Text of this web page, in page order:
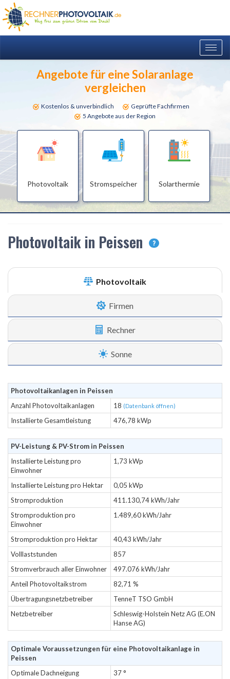
Angebote für eine Solaranlage
vergleichen
Kostenlos & unverbindlich
Geprüfte Fachfirmen
5 Angebote aus der Region
Photovoltaik Stromspeicher Solarthermie
Photovoltaik in Peissen ?
Photovoltaik
Firmen
Rechner
Sonne
Photovoltaikanlagen in Peissen
Anzahl Photovoltaikanlagen
18 (Datenbank öffnen)
Installierte Gesamtleistung 476,78 kWp
PV-Leistung & PV-Strom in Peissen
Installierte Leistung pro
Einwohner
1,73 kWp
Installierte Leistung pro Hektar
0,05 kWp
Stromproduktion
411.130,74 kWh/Jahr
Stromproduktion pro
Einwohner
1.489,60 kWh/Jahr
Stromproduktion pro Hektar
40,43 kWh/Jahr
Volllaststunden
857
Stromverbrauch aller Einwohner
497.076 kWh/Jahr
Anteil Photovoltaikstrom
82,71 %
Übertragungsnetzbetreiber
TenneT TSO GmbH
Netzbetreiber
Schleswig-Holstein Netz AG (E.ON
Hanse AG)
Optimale Voraussetzungen für eine Photovoltaikanlage in
Peissen
Optimale Dachneigung
37 °